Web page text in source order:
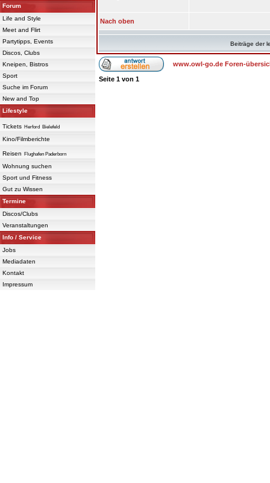
Forum
Life and Style
Meet and Flirt
Partytipps, Events
Discos, Clubs
Kneipen, Bistros
Sport
Suche im Forum
New and Top
Lifestyle
Tickets Herford Bielefeld
Kino/Filmberichte
Reisen Flughafen Paderborn
Wohnung suchen
Sport und Fitness
Gut zu Wissen
Termine
Discos/Clubs
Veranstaltungen
Info / Service
Jobs
Mediadaten
Kontakt
Impressum
Nach oben
Beiträge der
www.owl-go.de Foren-
Seite 1 von 1